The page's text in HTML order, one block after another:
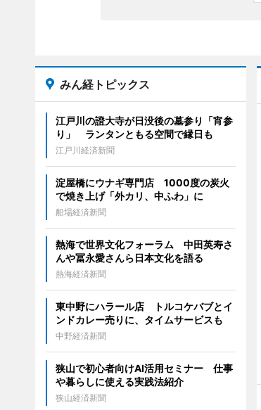
みん経トピックス
江戸川の證大寺が日没後の墓参り「宵参
り」 ランタンともる空間で縁日も
江戸川経済新聞
淀屋橋にウナギ専門店 1000度の炭火
で焼き上げ「外カリ、中ふわ」に
船場経済新聞
熱海で世界文化フォーラム 中田英寿さ
んや冨永愛さんら日本文化を語る
熱海経済新聞
東中野にハラール店 トルコケバブとイ
ンドカレー売りに、タイムサービスも
中野経済新聞
狭山で初心者向けAI活用セミナー 仕事
や暮らしに使える実践法紹介
狭山経済新聞